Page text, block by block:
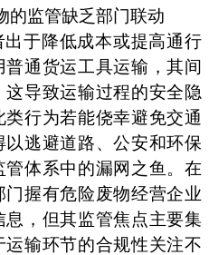
的监管缺乏部门联动
于降低成本或提高通行
通货运工具运输，其间
导致运输过程的安全隐
行为若能侥幸避免交通
逃避道路、公安和环保
体系中的漏网之鱼。在
握有危险废物经营企业
，但其监管焦点主要集
输环节的合规性关注不